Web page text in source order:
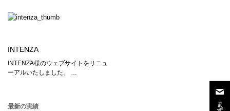
INTENZA
INTENZA様のウェブサイトをリニュ
ーアルいたしました。 …
最新の実績
ま